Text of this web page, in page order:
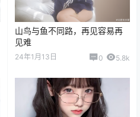
山鸟与鱼不同路，再见容易再
见难
24年1月13日 0 5.8k